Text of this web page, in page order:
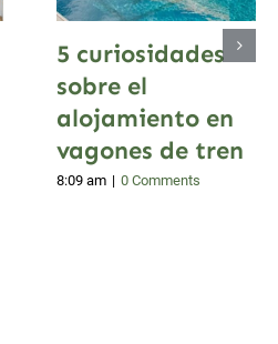
5 curiosidades
sobre el
alojamiento en
vagones de tren
8:09 am | 0 Comments